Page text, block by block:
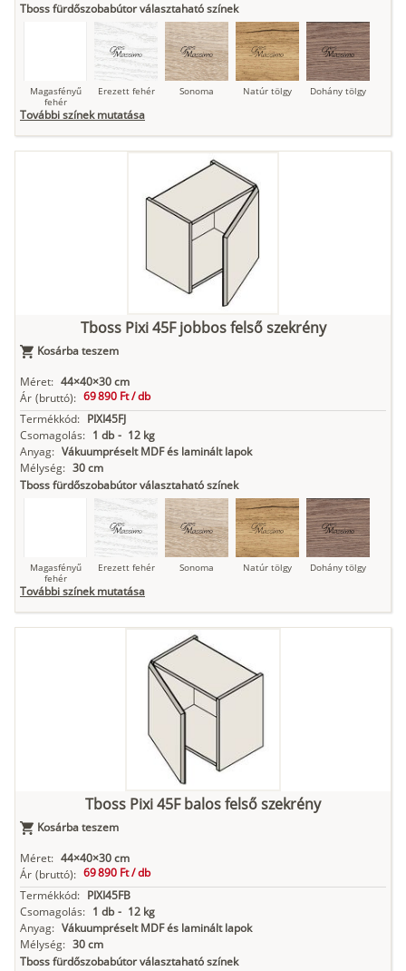
Tboss fürdőszobabútor választaható színek
Magasfényű
fehér
Erezett fehér Sonoma Natúr tölgy Dohány tölgy
Loft beton
Szupermatt
fehér
Kőszürke Füstös zöld
Antracit Matt fekete
További színek mutatása
Tboss Pixi 45F jobbos felső szekrény
Kosárba teszem
Méret: 44×40×30 cm
Ár (bruttó): 69 890 Ft /db
Termékkód: PIXI45FJ
Csomagolás: 1 db - 12 kg
Anyag: Vákuumpréselt MDF és laminált lapok
Mélység: 30 cm
Tboss fürdőszobabútor választaható színek
Magasfényű
fehér
Erezett fehér Sonoma Natúr tölgy Dohány tölgy
Loft beton
Nádzöld Füstös zöld
Antracit Matt fekete
További színek mutatása
Tboss Pixi 45F balos felső szekrény
Kosárba teszem
Méret: 44×40×30 cm
Ár (bruttó): 69 890 Ft /db
Termékkód: PIXI45FB
Csomagolás: 1 db - 12 kg
Anyag: Vákuumpréselt MDF és laminált lapok
Mélység: 30 cm
Tboss fürdőszobabútor választaható színek